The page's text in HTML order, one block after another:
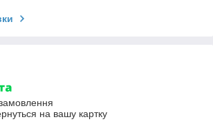
на вашу картку